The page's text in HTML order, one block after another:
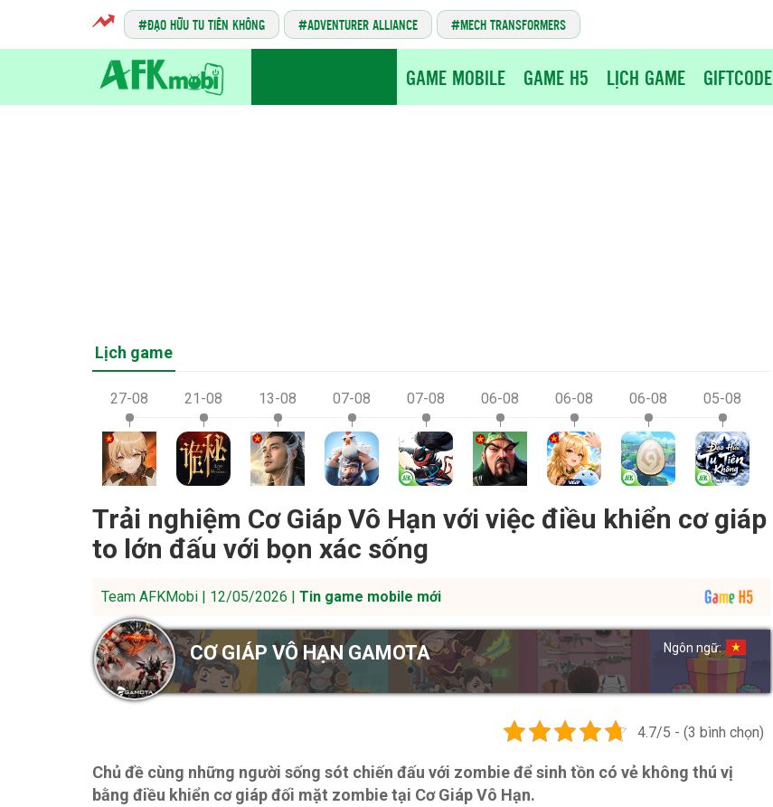
ĐẠO HỮU TU TIÊN KHÔNG ADVENTURER ALLIANCE MECH TRANSFORMERS
GAME MOBILE GAME H5 LỊCH GAME GIFTCODE
Lịch game
27-08 21-08 13-08 07-08 07-08 06-08 06-08 06-08 05-08
Trải nghiệm Cơ Giáp Vô Hạn với việc điều khiển cơ giáp
to lớn đấu với bọn xác sống
Team AFKMobi | 12/05/2026 | Tin game mobile mới
CƠ GIÁP VÔ HẠN GAMOTA Ngôn ngữ:
4.7/5 - (3 bình chọn)
Chủ đề cùng những người sống sót chiến đấu với zombie để sinh tồn có vẻ không thú vị
bằng điều khiển cơ giáp đối mặt zombie tại Cơ Giáp Vô Hạn.